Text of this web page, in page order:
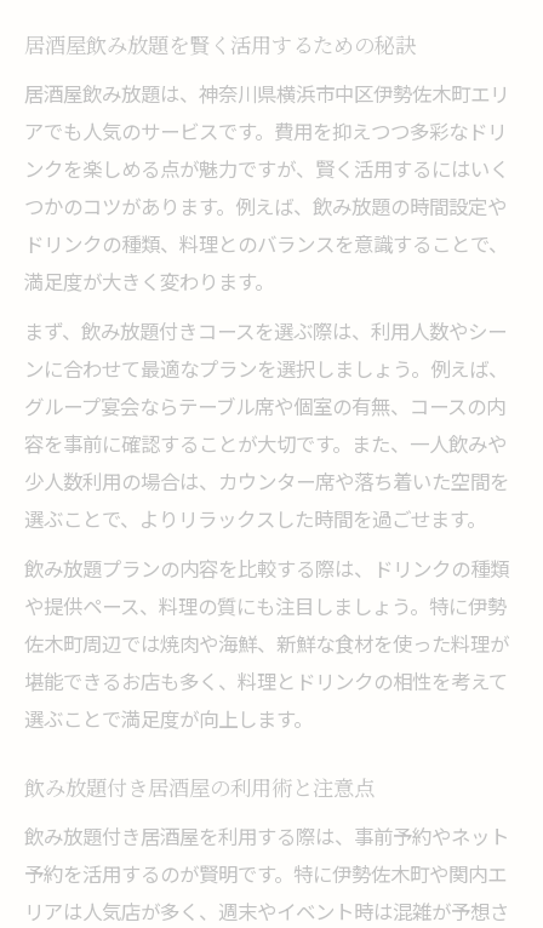
居酒屋飲み放題を賢く活用するための秘訣
居酒屋飲み放題は、神奈川県横浜市中区伊勢佐木町エリ
アでも人気のサービスです。費用を抑えつつ多彩なドリ
ンクを楽しめる点が魅力ですが、賢く活用するにはいく
つかのコツがあります。例えば、飲み放題の時間設定や
ドリンクの種類、料理とのバランスを意識することで、
満足度が大きく変わります。
まず、飲み放題付きコースを選ぶ際は、利用人数やシー
ンに合わせて最適なプランを選択しましょう。例えば、
グループ宴会ならテーブル席や個室の有無、コースの内
容を事前に確認することが大切です。また、一人飲みや
少人数利用の場合は、カウンター席や落ち着いた空間を
選ぶことで、よりリラックスした時間を過ごせます。
飲み放題プランの内容を比較する際は、ドリンクの種類
や提供ペース、料理の質にも注目しましょう。特に伊勢
佐木町周辺では焼肉や海鮮、新鮮な食材を使った料理が
堪能できるお店も多く、料理とドリンクの相性を考えて
選ぶことで満足度が向上します。
飲み放題付き居酒屋の利用術と注意点
飲み放題付き居酒屋を利用する際は、事前予約やネット
予約を活用するのが賢明です。特に伊勢佐木町や関内エ
リアは人気店が多く、週末やイベント時は混雑が予想さ